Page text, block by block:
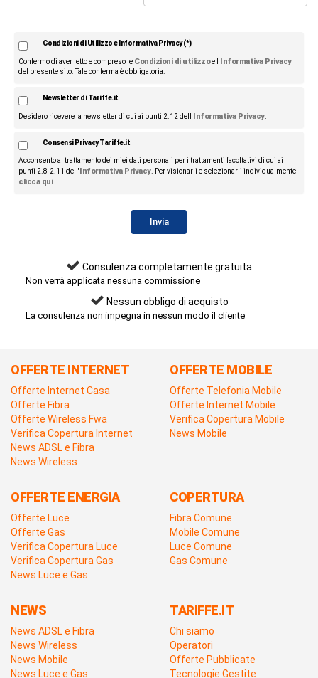
Condizioni di Utilizzo e Informativa Privacy (*)
Confermo di aver letto e compreso le Condizioni di utilizzoe l' Informativa Privacy
del presente sito. Tale conferma è obbligatoria.
Newsletter di Tariffe.it
Desidero ricevere la newsletter di cui ai punti 2.12 dell' Informativa Privacy.
Consensi Privacy Tariffe.it
Acconsento al trattamento dei miei dati personali per i trattamenti facoltativi di cui ai
punti 2.8-2.11 dell' Informativa Privacy. Per visionarli e selezionarli individualmente
clicca qui.
Consulenza completamente gratuita
Non verrà applicata nessuna commissione
Nessun obbligo di acquisto
La consulenza non impegna in nessun modo il cliente
OFFERTE INTERNET
Offerte Internet Casa
Offerte Fibra
Offerte Wireless Fwa
Verifica Copertura Internet
News ADSL e Fibra
News Wireless
OFFERTE MOBILE
Offerte Telefonia Mobile
Offerte Internet Mobile
Verifica Copertura Mobile
News Mobile
OFFERTE ENERGIA
Offerte Luce
Offerte Gas
Verifica Copertura Luce
Verifica Copertura Gas
News Luce e Gas
COPERTURA
Fibra Comune
Mobile Comune
Luce Comune
Gas Comune
NEWS
News ADSL e Fibra
News Wireless
News Mobile
News Luce e Gas
TARIFFE.IT
Chi siamo
Operatori
Offerte Pubblicate
Tecnologie Gestite